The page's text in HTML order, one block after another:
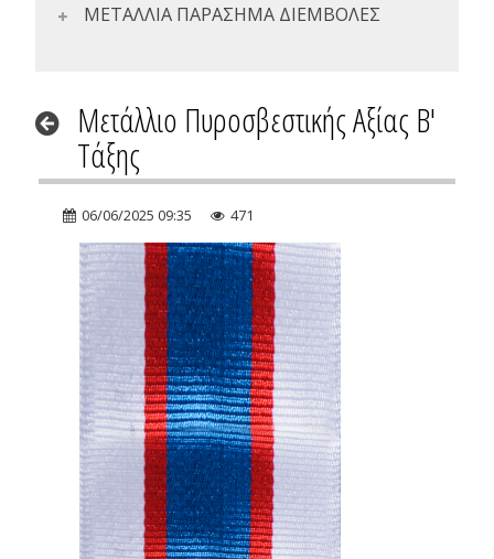
ΜΕΤΑΛΛΙΑ ΠΑΡΑΣΗΜΑ ΔΙΕΜΒΟΛΕΣ
Μετάλλιο Πυροσβεστικής Αξίας Β'
Τάξης
06/06/2025 09:35 471